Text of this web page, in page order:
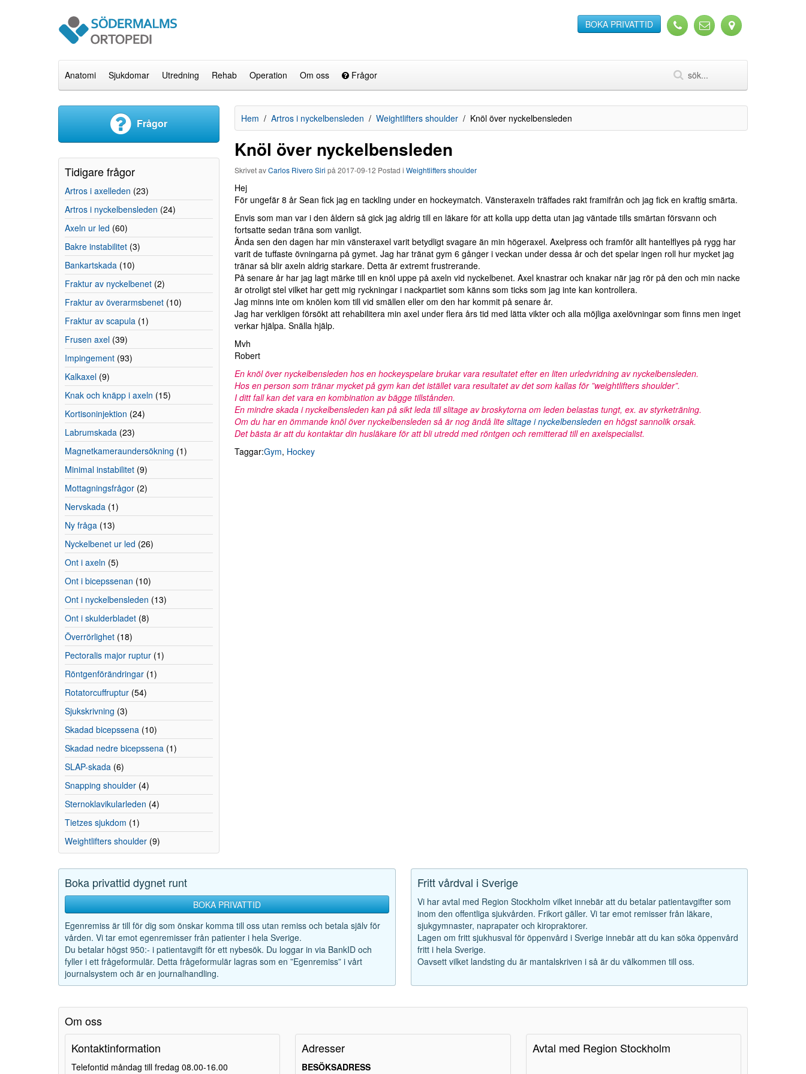
BOKA PRIVATTID
Anatomi Sjukdomar Utredning Rehab Operation Om oss Frågor
Hem Artros i nyckelbensleden Weightlifters shoulder Knöl över nyckelbensleden
Knöl över nyckelbensleden
Skrivet avCarlos Rivero Siri på 2017-09-12 Postad i Weightlifters shoulder
Hej
För ungefär 8 år Sean fick jag en tackling under en hockeymatch. Vänsteraxeln träffades rakt framifrån och jag fick en kraftig smärta.
Envis som man var i den åldern så gick jag aldrig till en läkare för att kolla upp detta utan jag väntade tills smärtan försvann och
fortsatte sedan träna som vanligt.
Ända sen den dagen har min vänsteraxel varit betydligt svagare än min högeraxel. Axelpress och framför allt hantelflyes på rygg har
varit de tuffaste övningarna på gymet. Jag har tränat gym 6 gånger i veckan under dessa år och det spelar ingen roll hur mycket jag
tränar så blir axeln aldrig starkare. Detta är extremt frustrerande.
På senare år har jag lagt märke till en knöl uppe på axeln vid nyckelbenet. Axel knastrar och knakar när jag rör på den och min nacke
är otroligt stel vilket har gett mig ryckningar i nackpartiet som känns som ticks som jag inte kan kontrollera.
Jag minns inte om knölen kom till vid smällen eller om den har kommit på senare år.
Jag har verkligen försökt att rehabilitera min axel under flera års tid med lätta vikter och alla möjliga axelövningar som finns men inget
verkar hjälpa. Snälla hjälp.
Mvh
Robert
En knöl över nyckelbensleden hos en hockeyspelare brukar vara resultatet efter en liten urledvridning av nyckelbensleden.
Hos en person som tränar mycket på gym kan det istället vara resultatet av det som kallas för ”weightlifters shoulder”.
I ditt fall kan det vara en kombination av bägge tillstånden.
En mindre skada i nyckelbensleden kan på sikt leda till slitage av broskytorna om leden belastas tungt, ex. av styrketräning.
Om du har en ömmande knöl över nyckelbensleden så är nog ändå lite slitage i nyckelbensleden en högst sannolik orsak.
Det bästa är att du kontaktar din husläkare för att bli utredd med röntgen och remitterad till en axelspecialist.
Taggar:Gym, Hockey
Frågor
Tidigare frågor
Artros i axelleden (23)
Artros i nyckelbensleden (24)
Axeln ur led (60)
Bakre instabilitet (3)
Bankartskada (10)
Fraktur av nyckelbenet (2)
Fraktur av överarmsbenet (10)
Fraktur av scapula (1)
Frusen axel (39)
Impingement (93)
Kalkaxel (9)
Knak och knäpp i axeln (15)
Kortisoninjektion (24)
Labrumskada (23)
Magnetkameraundersökning (1)
Minimal instabilitet (9)
Mottagningsfrågor (2)
Nervskada (1)
Ny fråga (13)
Nyckelbenet ur led (26)
Ont i axeln (5)
Ont i bicepssenan (10)
Ont i nyckelbensleden (13)
Ont i skulderbladet (8)
Överrörlighet (18)
Pectoralis major ruptur (1)
Röntgenförändringar (1)
Rotatorcuffruptur (54)
Sjukskrivning (3)
Skadad bicepssena (10)
Skadad nedre bicepssena (1)
SLAP-skada (6)
Snapping shoulder (4)
Sternoklavikularleden (4)
Tietzes sjukdom (1)
Weightlifters shoulder (9)
Boka privattid dygnet runt
BOKA PRIVATTID
Egenremiss är till för dig som önskar komma till oss utan remiss och betala själv för
vården. Vi tar emot egenremisser från patienter i hela Sverige.
Du betalar högst 950:- i patientavgift för ett nybesök. Du loggar in via BankID och
fyller i ett frågeformulär. Detta frågeformulär lagras som en ”Egenremiss” i vårt
journalsystem och är en journalhandling.
Fritt vårdval i Sverige
Vi har avtal med Region Stockholm vilket innebär att du betalar patientavgifter som
inom den offentliga sjukvården. Frikort gäller. Vi tar emot remisser från läkare,
sjukgymnaster, naprapater och kiropraktorer.
Lagen om fritt sjukhusval för öppenvård i Sverige innebär att du kan söka öppenvård
fritt i hela Sverige.
Oavsett vilket landsting du är mantalskriven i så är du välkommen till oss.
Om oss
Kontaktinformation
Telefontid måndag till fredag 08.00-16.00
Adresser
BESÖKSADRESS
Avtal med Region Stockholm